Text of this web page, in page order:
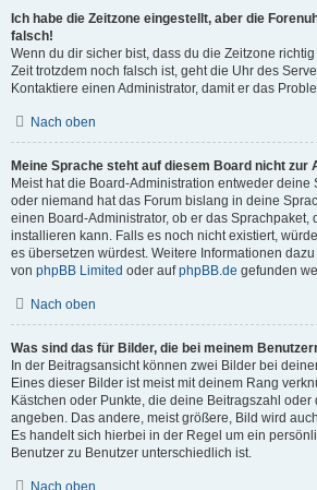
Ich habe die Zeitzone eingestellt, aber die
falsch!
Wenn du dir sicher bist, dass du die Zeitzone
Zeit trotzdem noch falsch ist, geht die Uhr des
Kontaktiere einen Administrator, damit er das
Nach oben
Meine Sprache steht auf diesem Board nicht zur
Meist hat die Board-Administration entweder deine
oder niemand hat das Forum bislang in deine
einen Board-Administrator, ob er das Sprachpaket,
installieren kann. Falls es noch nicht existiert,
es übersetzen würdest. Weitere Informationen
von phpBB Limited oder aufphpBB.de gefunden
Nach oben
Was sind das für Bilder, die bei meinem
In der Beitragsansicht können zwei Bilder bei
Eines dieser Bilder ist meist mit deinem Rang
Kästchen oder Punkte, die deine Beitragszahl oder
angeben. Das andere, meist größere, Bild wird
Es handelt sich hierbei in der Regel um ein
Benutzer zu Benutzer unterschiedlich ist.
Nach oben